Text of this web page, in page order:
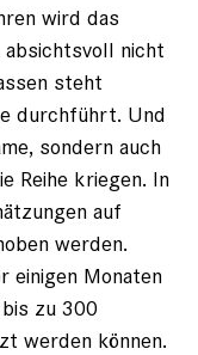
wird das
nicht
steht
durchführt. Und
sondern auch
Reihe kriegen. In
auf
werden.
­einigen Monaten
zu 300
­werden können.